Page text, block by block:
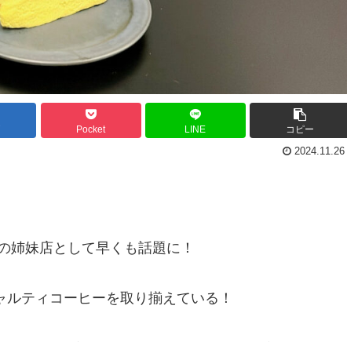
Pocket LINE コピー
2024.11.26
姉妹店として早くも話題に！
ティコーヒーを取り揃えている！